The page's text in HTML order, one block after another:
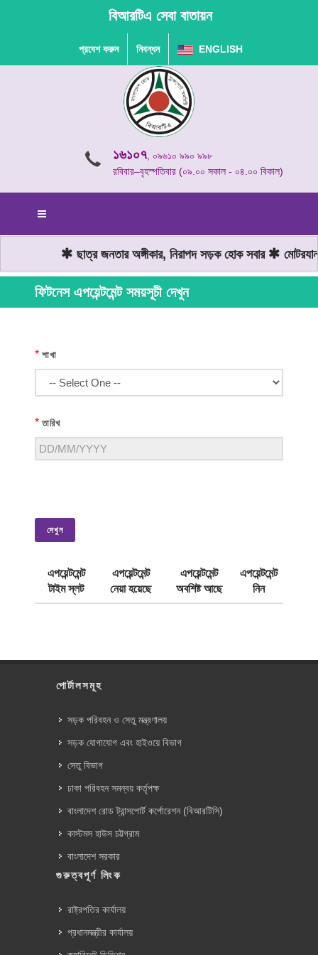
বিআরটিএ সেবা বাতায়ন
প্রবেশ করুন নিবন্ধন ENGLISH
১৬১০৭, ০৯৬১০ ৯৯০ ৯৯৮
রবিবার–বৃহস্পতিবার (০৯.০০ সকাল - ০৪.০০ বিকাল)
ছাত্র জনতার অঙ্গীকার, নিরাপদ সড়ক হোক সবার মোটরযান
ফিটনেস এপয়েন্টমেন্ট সময়সূচী দেখুন
* শাখা
* তারিখ
দেখুন
এপয়েন্টমেন্ট
টাইম স্লট
এপয়েন্টমেন্ট
নেয়া হয়েছে
এপয়েন্টমেন্ট
অবশিষ্ট আছে
এপয়েন্টমেন্ট
নিন
পোর্টালসমূহ
সড়ক পরিবহন ও সেতু মন্ত্রণালয়
সড়ক যোগাযোগ এবং হাইওয়ে বিভাগ
সেতু বিভাগ
ঢাকা পরিবহন সমন্বয় কর্তৃপক্ষ
বাংলাদেশ রোড ট্রান্সপোর্ট কর্পোরেশন (বিআরটিসি)
কাস্টমস হাউস চট্টগ্রাম
বাংলাদেশ সরকার
গুরুত্বপূর্ণ লিংক
রাষ্ট্রপতির কার্যালয়
প্রধানমন্ত্রীর কার্যালয়